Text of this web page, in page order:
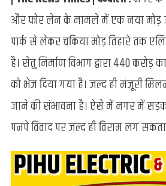
बनेगा
एलिवेटेड
सड़क
पर
लगेगा
और फोर लेन के मामले में एक नया मोड़
पार्क से लेकर चकिया मोड़ तिहारे तक
है। सेतु निर्माण विभाग द्वारा 440 करोड़
को भेज दिया गया है। जल्द ही मंजूरी
जाने की संभावना है। ऐसे में नगर में
पनपे विवाद पर जल्द ही विराम लग